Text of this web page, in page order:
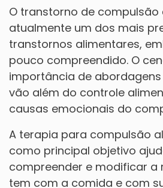
O transtorno de compulsão
atualmente um dos mais
transtornos alimentares,
pouco compreendido. O
importância de
vão além do controle
causas emocionais do
A terapia para compulsão
como principal objetivo
compreender e modificar a
tem com a comida e com